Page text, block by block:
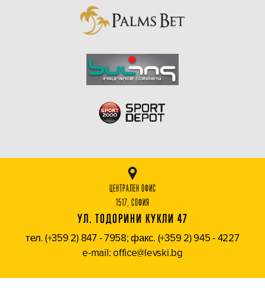
ЦЕНТРАЛЕН ОФИС
1517, СОФИЯ
УЛ. ТОДОРИНИ КУКЛИ 47
тел. (+359 2) 847 - 7958; факс. (+359 2) 945 - 4227
e-mail: office@levski.bg